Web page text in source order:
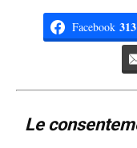
Facebook 313
Le